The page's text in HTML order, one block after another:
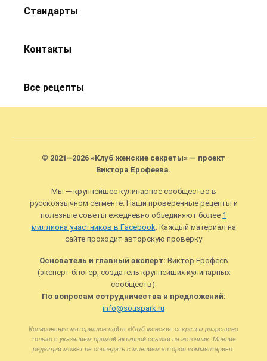
Стандарты
Контакты
Все рецепты
© 2021–2026 «Клуб женские секреты» — проект
Виктора Ерофеева.
Мы — крупнейшее кулинарное сообщество в
русскоязычном сегменте. Наши проверенные рецепты и
полезные советы ежедневно объединяют более 1
миллиона участников в Facebook . Каждый материал на
сайте проходит авторскую проверку
Основатель и главный эксперт: Виктор Ерофеев
(эксперт-блогер, создатель крупнейших кулинарных
сообществ).
По вопросам сотрудничества и предложений:
info@souspark.ru
Копирование материалов сайта «Клуб женские секреты» разрешено
только с указанием прямой активной ссылки на источник. Мнение
редакции может не совпадать с мнением авторов комментариев.